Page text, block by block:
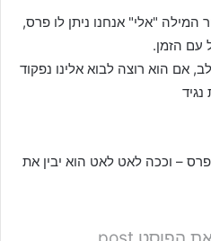
"אלי" אנחנו ניתן לו פרס,
עם הזמן.
10 מטר מהכלב, אם הוא רוצה לבוא אלינו נפקוד
פרס – וככה לאט לאט הוא יבין את